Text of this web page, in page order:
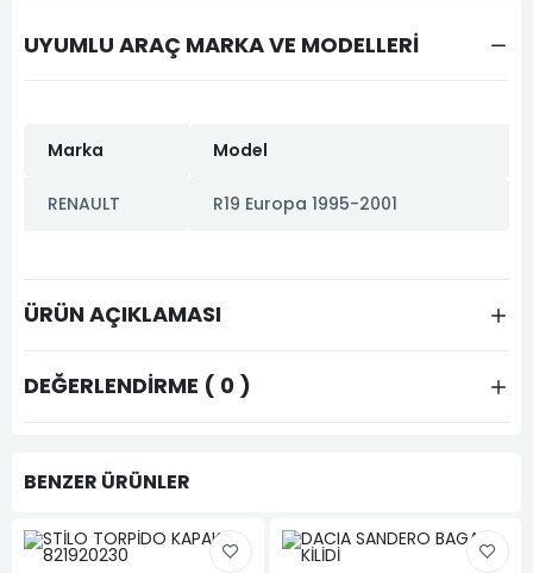
UYUMLU ARAÇ MARKA VE MODELLERİ
Marka Model
RENAULT R19 Europa 1995-2001
ÜRÜN AÇIKLAMASI
DEĞERLENDIRME ( 0 )
BENZER ÜRÜNLER